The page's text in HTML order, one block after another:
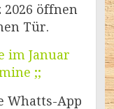
öffnen
Tür.
im Januar
;;
Whatts-App